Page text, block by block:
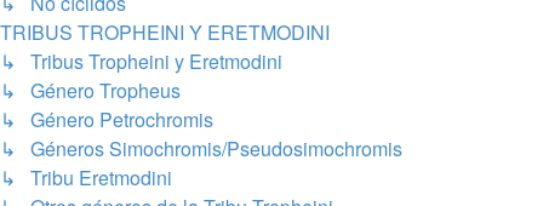
TRIBUS TROPHEINI Y ERETMODINI
↳ Tribus Tropheini y Eretmodini
↳ Género Tropheus
↳ Género Petrochromis
↳ Géneros Simochromis/Pseudosimochromis
↳ Tribu Eretmodini